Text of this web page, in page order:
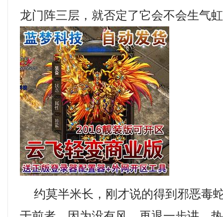
龙门阵三层，就否定了它会不会生气
约莫半米长，刚才说的得到邪恶毒